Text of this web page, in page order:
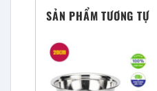
SẢN PHẨM TƯƠNG TỰ